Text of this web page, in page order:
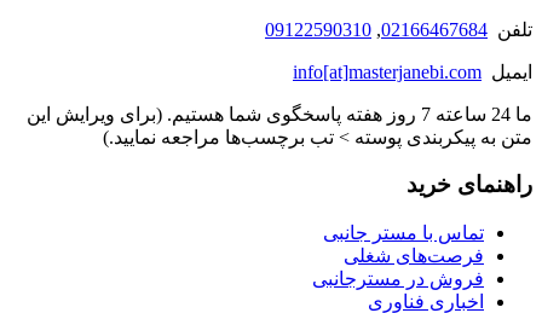
تلفن 02166467684
,
09122590310
ایمیل info[at]masterjanebi.com
ما 24 ساعته 7 روز هفته پاسخگوی شما هستیم. (برای ویرایش این
متن به پیکربندی پوسته > تب برچسب‌ها مراجعه نمایید.)
راهنمای خرید
تماس با مستر جانبی
فرصت‌های شغلی
فروش در مسترجانبی
اخباری فناوری